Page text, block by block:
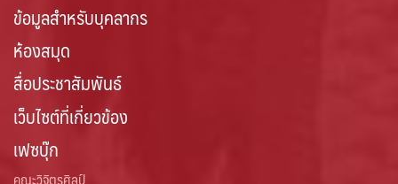
ข้อมูลสำหรับบุคลากร
ห้องสมุด
สื่อประชาสัมพันธ์
เว็บไซต์ที่เกี่ยวข้อง
เฟซบุ๊ก
คณะวิจิตรศิลป์